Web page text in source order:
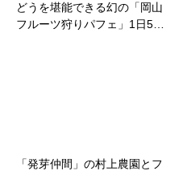
どうを堪能できる幻の「岡山
フルーツ狩りパフェ」1日5…
「発芽仲間」の村上農園とフ